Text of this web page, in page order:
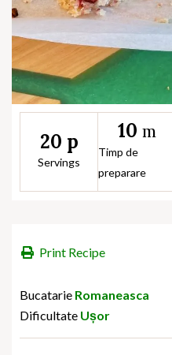
20 p
Servings
10 m
Timp de
preparare
Print Recipe
Bucatarie Romaneasca
Dificultate Ușor